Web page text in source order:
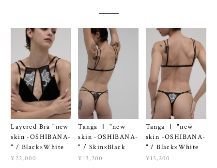
Layered Bra "new
skin -OSHIBANA-
" / Black×White
¥22,000
Tanga Ⅰ "new
skin -OSHIBANA-
" / Skin×Black
¥13,200
Tanga Ⅰ "new
skin -OSHIBANA-
" / Black×White
¥13,200